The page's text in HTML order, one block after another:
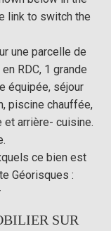
link to switch the
une parcelle de
RDC, 1 grande
équipée, séjour
piscine chauffée,
et arrière- cuisine.
ce bien est
Géorisques :
SUR